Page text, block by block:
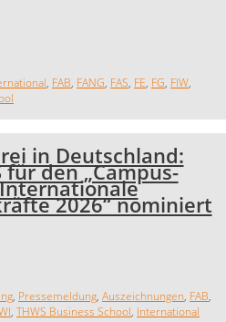
, FAB, FANG, FAS, FE, FG, FIW,
in Deutschland:
für den „Campus-
2026“ nominiert
, Pressemeldung, Auszeichnungen, FAB,
, THWS Business School, International